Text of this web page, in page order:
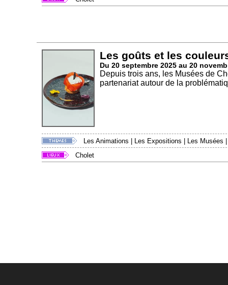
Les goûts et les
Du 20 septembre 2025 au 20
Depuis trois ans, les Musées de
partenariat autour de la
Les Animations Les Expositions Les Musées
Cholet